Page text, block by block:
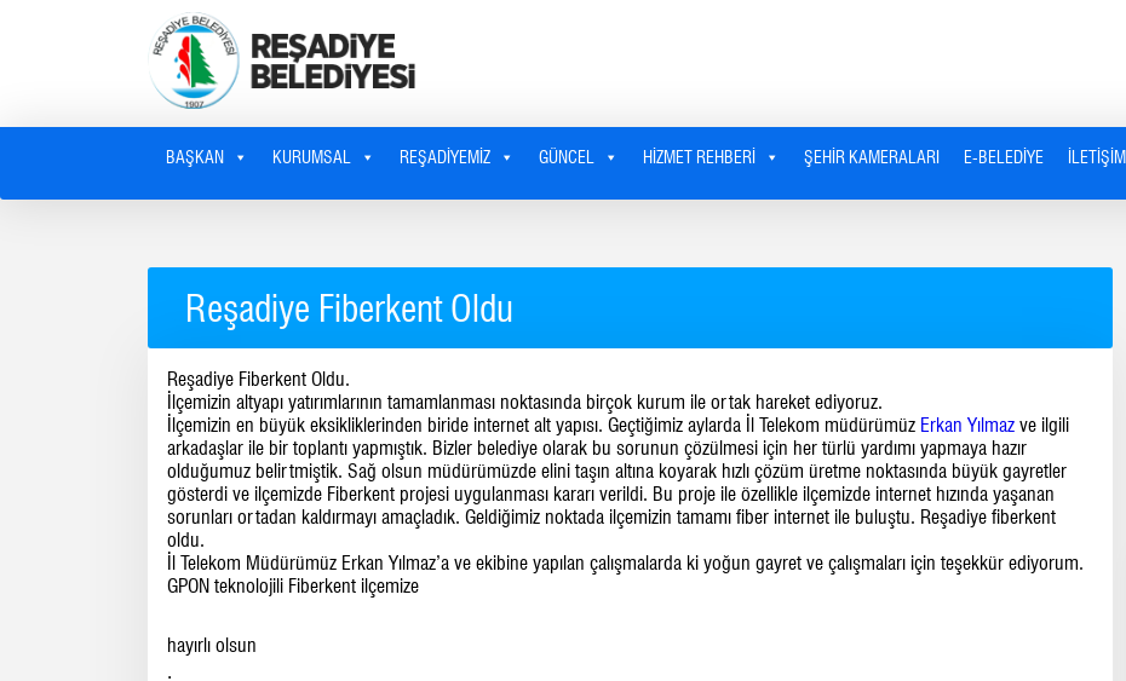
BAŞKAN KURUMSAL REŞADIYEMIZ GÜNCEL HIZMET REHBERI ŞEHIR KAMERALARI E-BELEDIYE İLETIŞIM
Reşadiye Fiberkent Oldu
Reşadiye Fiberkent Oldu.
İlçemizin altyapı yatırımlarının tamamlanması noktasında birçok kurum ile ortak hareket ediyoruz.
İlçemizin en büyük eksikliklerinden biride internet alt yapısı. Geçtiğimiz aylarda İl Telekom müdürümüz Erkan Yılmazve ilgili
arkadaşlar ile bir toplantı yapmıştık. Bizler belediye olarak bu sorunun çözülmesi için her türlü yardımı yapmaya hazır
olduğumuz belirtmiştik. Sağ olsun müdürümüzde elini taşın altına koyarak hızlı çözüm üretme noktasında büyük gayretler
gösterdi ve ilçemizde Fiberkent projesi uygulanması kararı verildi. Bu proje ile özellikle ilçemizde internet hızında yaşanan
sorunları ortadan kaldırmayı amaçladık. Geldiğimiz noktada ilçemizin tamamı fiber internet ile buluştu. Reşadiye fiberkent
oldu.
İl Telekom Müdürümüz Erkan Yılmaz’a ve ekibine yapılan çalışmalarda ki yoğun gayret ve çalışmaları için teşekkür ediyorum.
GPON teknolojili Fiberkent ilçemize
hayırlı olsun
.